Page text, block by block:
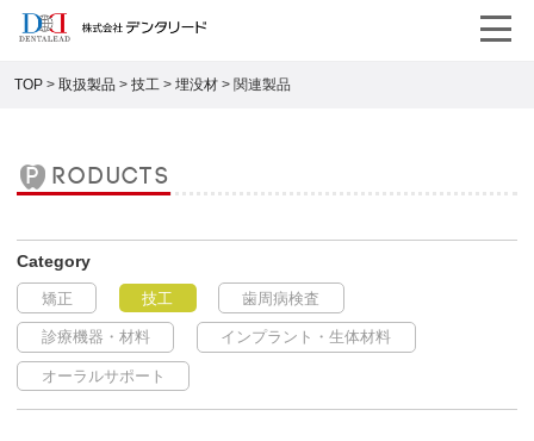
TOP> 取扱製品> 技工 > 埋没材> 関連製品
products
矯正 技工 歯周病検査
診療機器・材料 インプラント・生体材料
オーラルサポート